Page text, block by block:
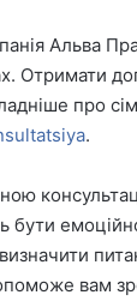
Альва
Отримати
про
.
бути
вам